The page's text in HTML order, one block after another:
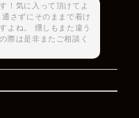
！気に入って頂けてよ
さずにそのままで着け
よね。 燻しもまた違う
際は是非またご相談く